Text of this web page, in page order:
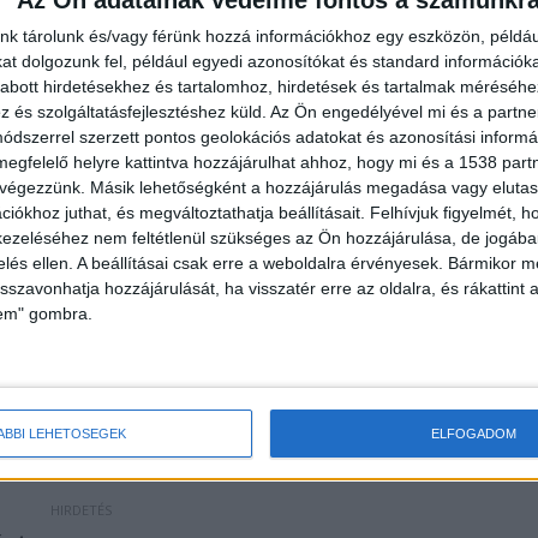
tárolunk és/vagy férünk hozzá információkhoz egy eszközön,
dolgozunk fel, például egyedi azonosítókat és standard
hirdetésekhez és tartalomhoz, hirdetések és tartalmak
és szolgáltatásfejlesztéshez küld. Az Ön engedélyével mi és a
szerzett pontos geolokációs adatokat és azonosítási
helyre kattintva hozzájárulhat ahhoz, hogy mi és a 1538
Másik lehetőségként a hozzájárulás megadása vagy
juthat, és megváltoztathatja beállításait. Felhívjuk figyelmét,
nem feltétlenül szükséges az Ön hozzájárulása, de
ellen. A beállításai csak erre a weboldalra érvényesek. Bármikor
hozzájárulását, ha visszatér erre az oldalra, és rákattint
gombra.
LEHETŐSÉGEK ELFOGADOM
Jozef Rohác szlovák bérgyilkos, az Aranykéz
DNS-ét azonosították a sapkában talált
majd 2017-ben, csaknem húsz évvel a Fenyő-
tagadta bűnösségét, és megbízóját sem elárulta
más gyilkosságban, mint felbujtó esetében is
a megbízást Rohacnak, így őt 13 évre ítélték.